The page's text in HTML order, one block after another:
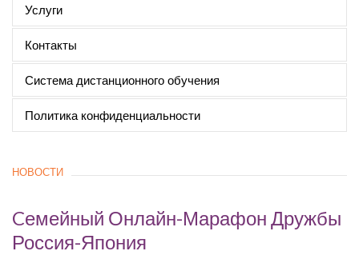
Услуги
Контакты
Система дистанционного обучения
Политика конфиденциальности
НОВОСТИ
Cемейный Онлайн-Марафон Дружбы
Россия-Япония